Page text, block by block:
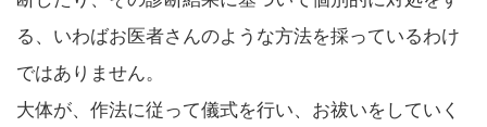
る、いわばお医者さんのような方法を採っているわけ
ではありません。
大体が、作法に従って儀式を行い、お祓いをしていく